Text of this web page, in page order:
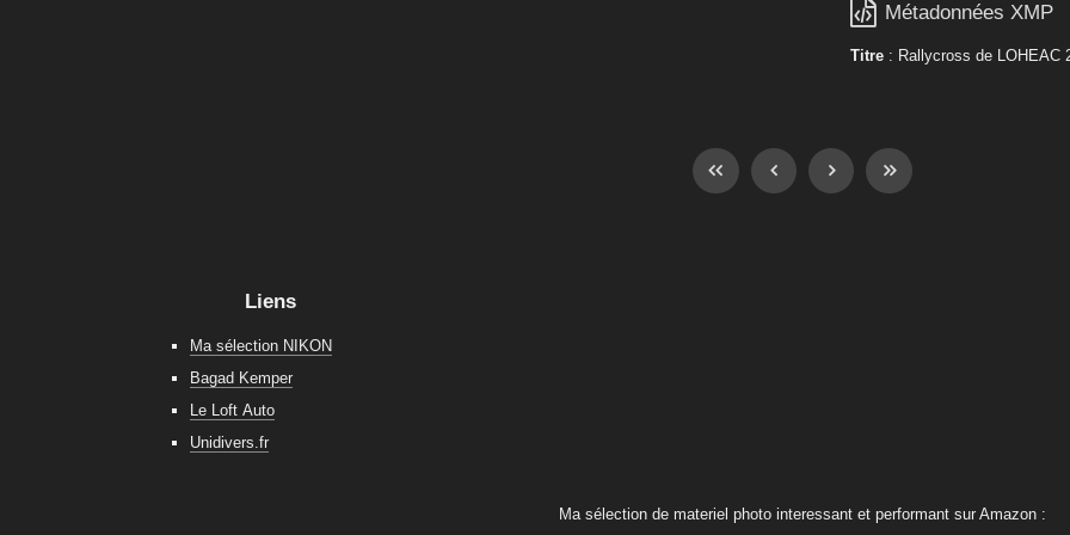
 Métadonnées XMP
Titre : Rallycross de LOHEAC
Liens
Ma sélection NIKON
Bagad Kemper
Le Loft Auto
Unidivers.fr
Ma sélection de materiel photo interessant et performant sur Amazon :